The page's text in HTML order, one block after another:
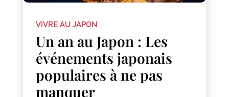
VIVRE AU JAPON
Un an au Japon : Les
événements japonais
populaires à ne pas
manquer